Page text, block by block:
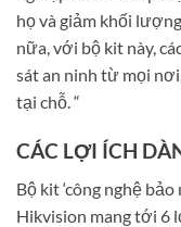
họ và giảm khối
nữa, với bộ kit này,
sát an ninh từ mọi
tại chỗ. “
CÁC LỢI ÍCH
Bộ kit ‘công nghệ
Hikvision mang tới 6